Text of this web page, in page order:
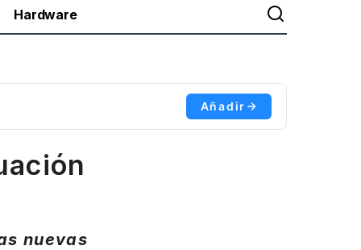
Hardware
Añadir
nuevas